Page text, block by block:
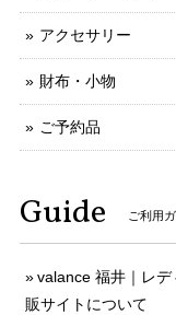
アクセサリー
財布・小物
ご予約品
Guide ご利用
valance 福井｜レ
販サイトについて